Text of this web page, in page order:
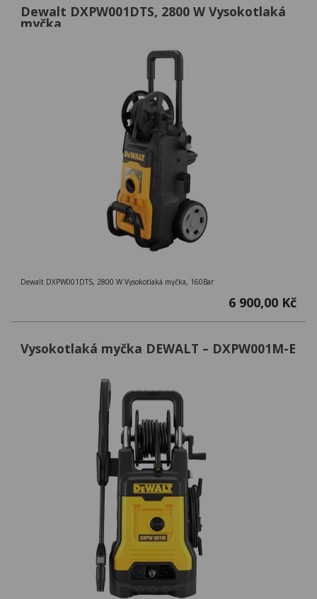
Dewalt DXPW001DTS, 2800 W Vysokotlaká
myčka
Dewalt DXPW001DTS, 2800 W Vysokotlaká myčka, 160Bar
6 900,00 Kč
Vysokotlaká myčka DEWALT – DXPW001M-E